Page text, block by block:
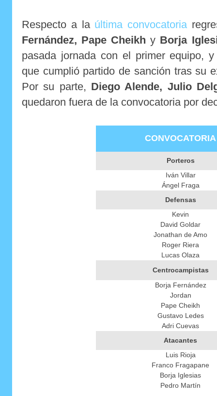
Respecto a la última convocatoria
Fernández, Pape Cheikh y Borja
pasada jornada con el primer equipo,
que cumplió partido de sanción tras su
Por su parte, Diego Alende, Julio
quedaron fuera de la convocatoria por
CONVOCATORIA
Porteros
Iván Villar
Ángel Fraga
Defensas
Kevin
David Goldar
Jonathan de Amo
Roger Riera
Lucas Olaza
Centrocampistas
Borja Fernández
Jordan
Pape Cheikh
Gustavo Ledes
Adri Cuevas
Atacantes
Luis Rioja
Franco Fragapane
Borja Iglesias
Pedro Martín